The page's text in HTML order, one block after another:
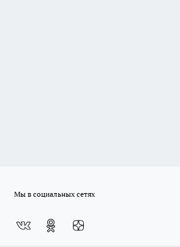
Мы в социальных сетях